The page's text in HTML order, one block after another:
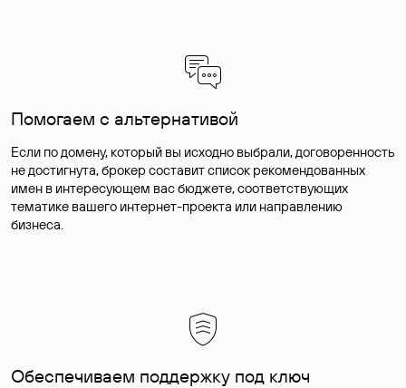
Помогаем с альтернативой
Если по домену, который вы исходно выбрали, договоренность
не достигнута, брокер составит список рекомендованных
имен в интересующем вас бюджете, соответствующих
тематике вашего интернет-проекта или направлению
бизнеса.
Обеспечиваем поддержку под ключ